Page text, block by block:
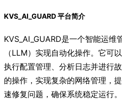
KVS_AI_GUARD 平台简介
KVS_AI_GUARD是一个智能运维
（LLM）实现自动化操作。它可
执行配置管理、分析日志并进行
的操作，实现复杂的网络管理，
速修复问题，确保系统稳定运行。